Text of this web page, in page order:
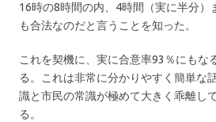
16時の8時間の内、4時間（実に半分）
も合法なのだと言うことを知った。
これを契機に、実に合意率93％にもな
る。これは非常に分かりやすく簡単な
識と市民の常識が極めて大きく乖離し
る。